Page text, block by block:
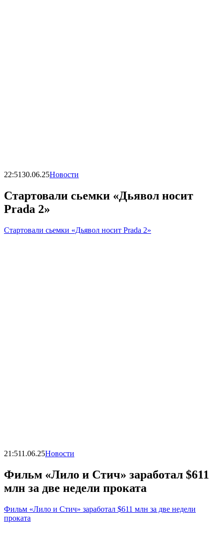
22:5130.06.25Новости
Стартовали сьемки «Дьявол носит
Prada 2»
Стартовали сьемки «Дьявол носит Prada 2»
21:511.06.25Новости
Фильм «Лило и Стич» заработал $611
млн за две недели проката
Фильм «Лило и Стич» заработал $611 млн за две недели
проката